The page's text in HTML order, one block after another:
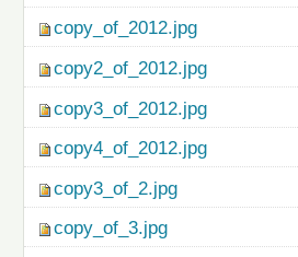
copy_of_2012.jpg
copy2_of_2012.jpg
copy3_of_2012.jpg
copy4_of_2012.jpg
copy3_of_2.jpg
copy_of_3.jpg